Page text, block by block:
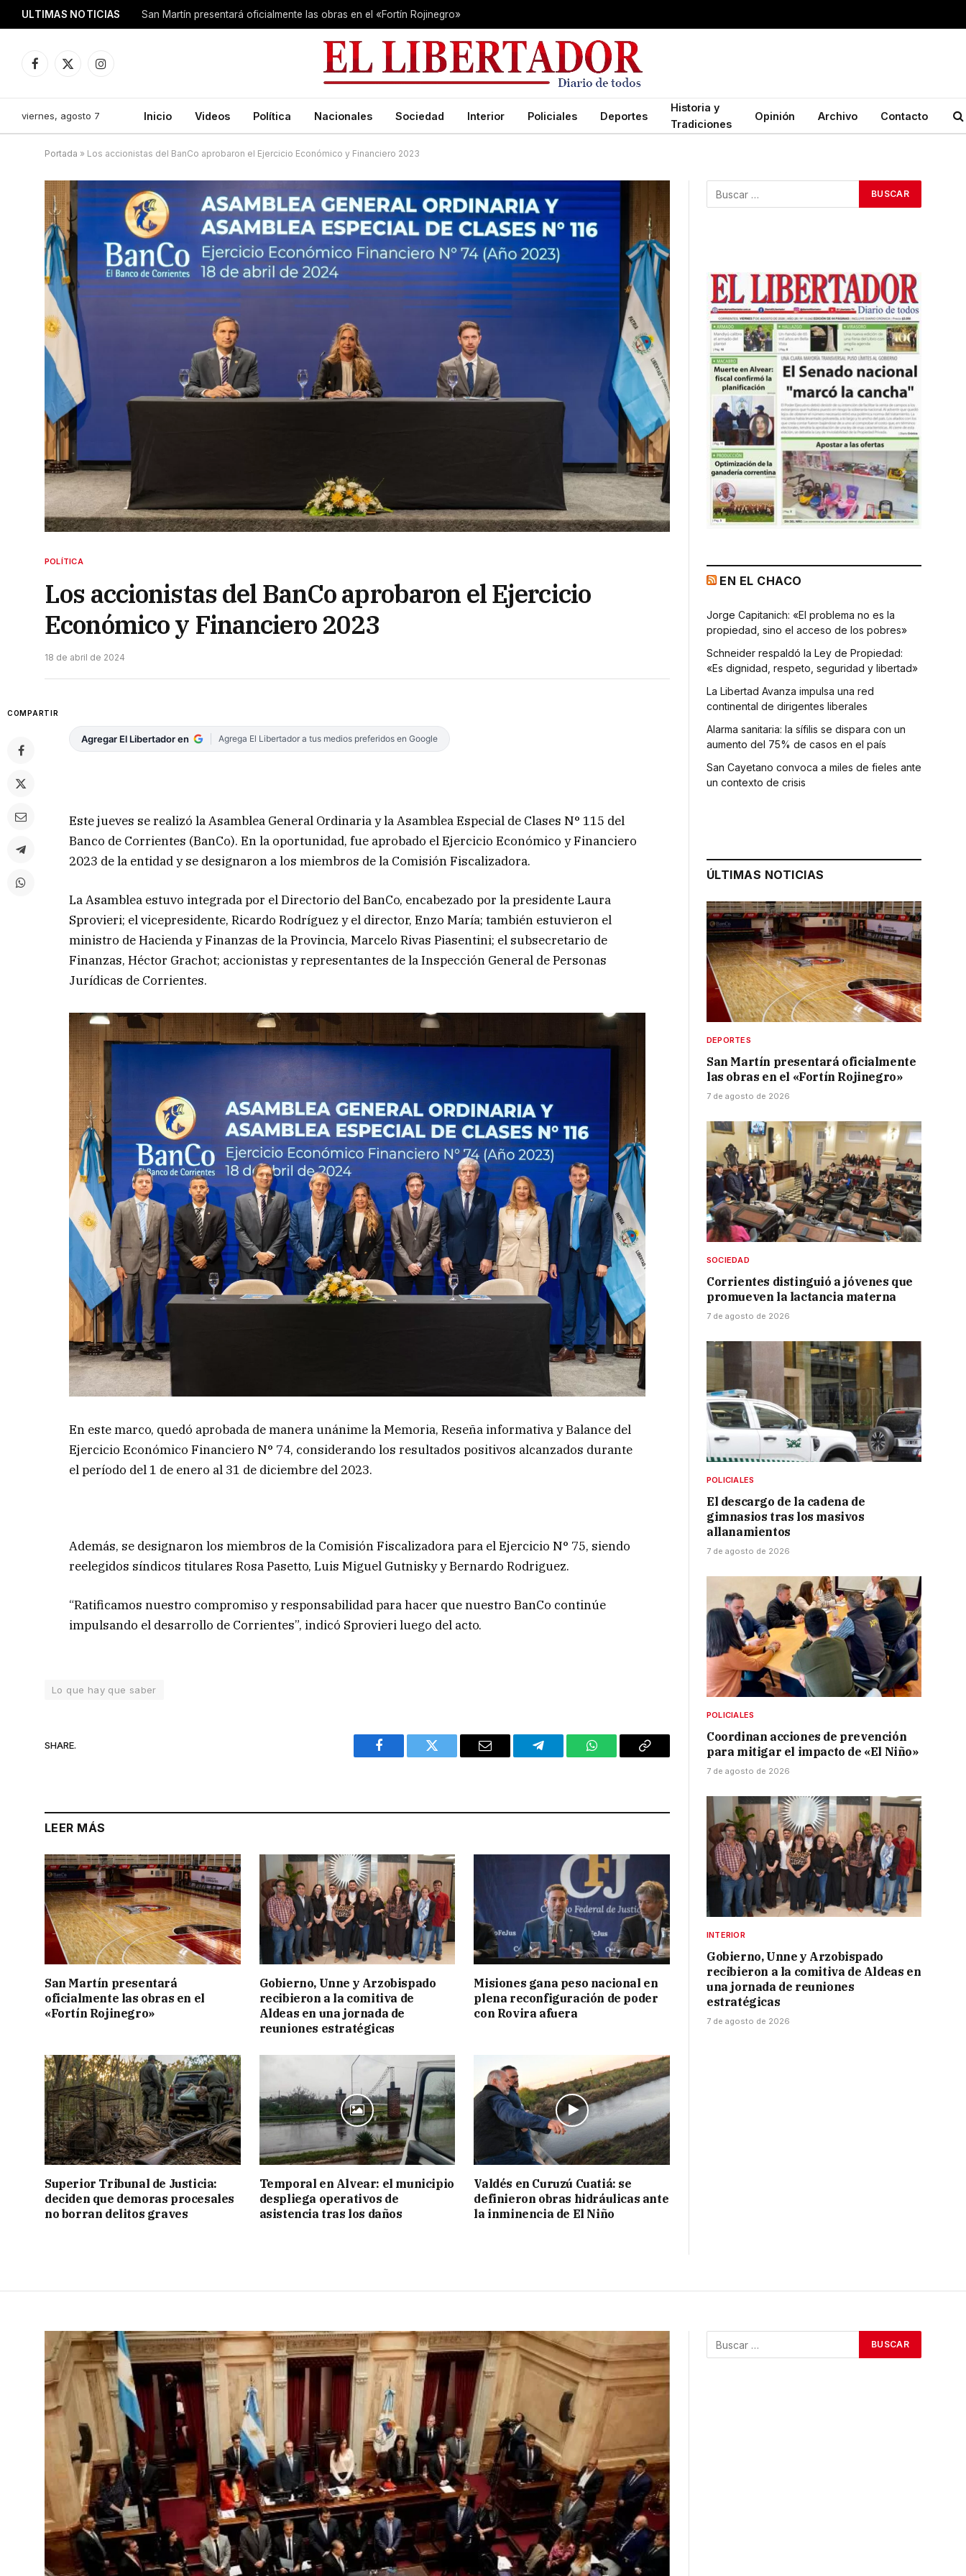
ULTIMAS NOTICIAS San Martín presentará oficialmente las obras en el «Fortín Rojinegro»
Facebook
X
Instagram
viernes, agosto 7 Inicio Videos Política Nacionales Sociedad Interior Policiales Deportes
Historia y
Tradiciones
Opinión Archivo Contacto
Portada » Los accionistas del BanCo aprobaron el Ejercicio Económico y Financiero 2023
POLÍTICA
Los accionistas del BanCo aprobaron el Ejercicio
Económico y Financiero 2023
18 de abril de 2024
COMPARTIR
Agregar El Libertador en Agrega El Libertador a tus medios preferidos en Google
Este jueves se realizó la Asamblea General Ordinaria y la Asamblea Especial de Clases N° 115 del
Banco de Corrientes (BanCo). En la oportunidad, fue aprobado el Ejercicio Económico y Financiero
2023 de la entidad y se designaron a los miembros de la Comisión Fiscalizadora.
La Asamblea estuvo integrada por el Directorio del BanCo, encabezado por la presidente Laura
Sprovieri; el vicepresidente, Ricardo Rodríguez y el director, Enzo María; también estuvieron el
ministro de Hacienda y Finanzas de la Provincia, Marcelo Rivas Piasentini; el subsecretario de
Finanzas, Héctor Grachot; accionistas y representantes de la Inspección General de Personas
Jurídicas de Corrientes.
En este marco, quedó aprobada de manera unánime la Memoria, Reseña informativa y Balance del
Ejercicio Económico Financiero N° 74, considerando los resultados positivos alcanzados durante
el período del 1 de enero al 31 de diciembre del 2023.
Además, se designaron los miembros de la Comisión Fiscalizadora para el Ejercicio N° 75, siendo
reelegidos síndicos titulares Rosa Pasetto, Luis Miguel Gutnisky y Bernardo Rodriguez.
“Ratificamos nuestro compromiso y responsabilidad para hacer que nuestro BanCo continúe
impulsando el desarrollo de Corrientes”, indicó Sprovieri luego del acto.
Lo que hay que saber
SHARE.
Facebook Twitter Email Telegram WhatsAppCopy
LEER MÁS
San Martín presentará
oficialmente las obras en el
«Fortín Rojinegro»
Gobierno, Unne y Arzobispado
recibieron a la comitiva de
Aldeas en una jornada de
reuniones estratégicas
Misiones gana peso nacional en
plena reconfiguración de poder
con Rovira afuera
Superior Tribunal de Justicia:
deciden que demoras procesales
no borran delitos graves
Temporal en Alvear: el municipio
despliega operativos de
asistencia tras los daños
Valdés en Curuzú Cuatiá: se
definieron obras hidráulicas ante
la inminencia de El Niño
EN EL CHACO
Jorge Capitanich: «El problema no es la
propiedad, sino el acceso de los pobres»
Schneider respaldó la Ley de Propiedad:
«Es dignidad, respeto, seguridad y libertad»
La Libertad Avanza impulsa una red
continental de dirigentes liberales
Alarma sanitaria: la sífilis se dispara con un
aumento del 75% de casos en el país
San Cayetano convoca a miles de fieles ante
un contexto de crisis
ÚLTIMAS NOTICIAS
DEPORTES
San Martín presentará oficialmente
las obras en el «Fortín Rojinegro»
7 de agosto de 2026
SOCIEDAD
Corrientes distinguió a jóvenes que
promueven la lactancia materna
7 de agosto de 2026
POLICIALES
El descargo de la cadena de
gimnasios tras los masivos
allanamientos
7 de agosto de 2026
POLICIALES
Coordinan acciones de prevención
para mitigar el impacto de «El Niño»
7 de agosto de 2026
INTERIOR
Gobierno, Unne y Arzobispado
recibieron a la comitiva de Aldeas en
una jornada de reuniones
estratégicas
7 de agosto de 2026